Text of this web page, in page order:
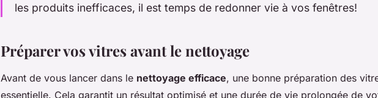
les produits inefficaces, il est temps de redonner vie à vos fenêtres!
Préparer vos vitres avant le nettoyage
Avant de vous lancer dans le nettoyage efficace, une bonne préparation des
essentielle. Cela garantit un résultat optimisé et une durée de vie prolongée de